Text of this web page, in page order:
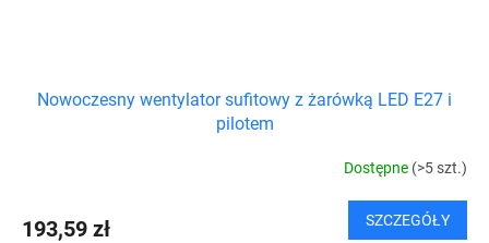
Nowoczesny wentylator sufitowy z żarówką LED E27 i
pilotem
Dostępne (>5 szt.)
193,59 zł SZCZEGÓŁY